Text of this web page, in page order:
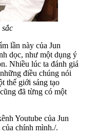
lần này của Jun
dọc, như một dụng ý
Nhiều lúc ta đánh giá
điều chúng nói
thế giới sáng tạo
đã từng có một
Youtube của Jun
chính mình./.